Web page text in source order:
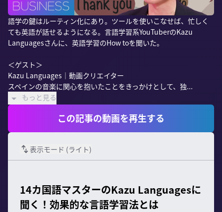
語学の鍵はルーティン化にあり。ツールを使いこなせば、忙しく
ても英語が話せるようになる。言語学習系YouTuberのKazu
Languagesさんに、英語学習のHow toを聞いた。
＜ゲスト＞
Kazu Languages｜動画クリエイター
スペインの音楽に関心を抱いたことをきっかけとして、独...
もっと見る
この記事の動画を再生する
表示モード (ライト)
14カ国語マスターのKazu Languagesに
聞く！効果的な言語学習法とは